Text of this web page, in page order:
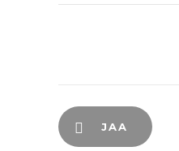
JAA